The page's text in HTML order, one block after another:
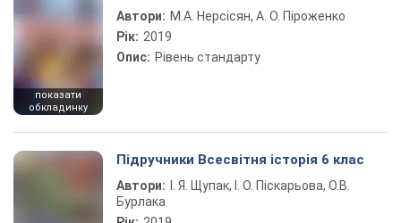
показати
обкладинку
Автори: М.А. Нерсісян, А. О. Піроженко
Рік: 2019
Опис: Рівень стандарту
Підручники Всесвітня історія 6 клас
Автори:
І. Я. Щупак, І. О. Піскарьова, О.В.
Бурлака